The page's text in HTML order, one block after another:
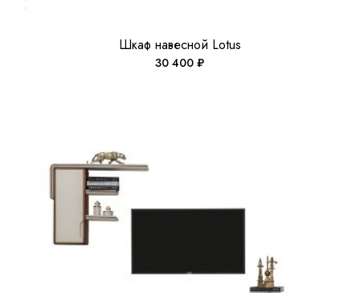
Шкаф навесной Lotus
30 400₽